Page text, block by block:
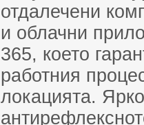
отдалечени
и облачни
365, което
работния
локацията.